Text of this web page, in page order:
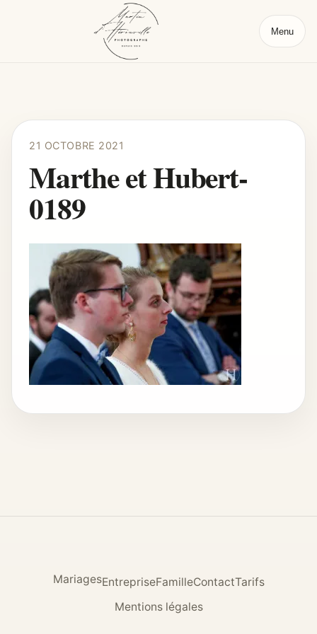
Menu
21 OCTOBRE 2021
Marthe et Hubert-
0189
MariagesEntrepriseFamilleContactTarifs
Mentions légales